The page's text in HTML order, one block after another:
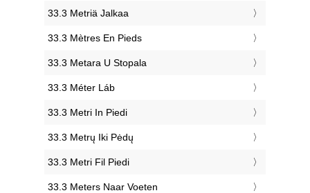
‎33.3 Metriä Jalkaa
‎33.3 Mètres En Pieds
‎33.3 Metara U Stopala
‎33.3 Méter Láb
‎33.3 Metri In Piedi
‎33.3 Metrų Iki Pėdų
‎33.3 Metri Fil Piedi
‎33.3 Meters Naar Voeten